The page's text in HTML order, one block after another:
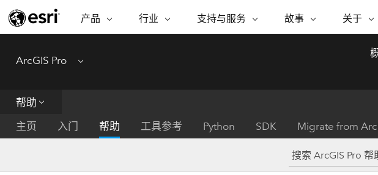
产品
ARCGIS
完整的 SaaS 制图平台
功能
将位置引入分析
集成、编辑和共享空间数据
行业
行业
保护
州和地方政府
专题倡议
基础设施管理
支持与服务
支持与服务 自助服务
文档
My Esri
故事
ESRI 故事
现实世界的全球 GIS 创
客
关于
关于 ESRI
合作伙
招贤纳
ArcGIS Pro Menu
帮助
主页
入门 帮助 工具参考 Python SDK Migrate from